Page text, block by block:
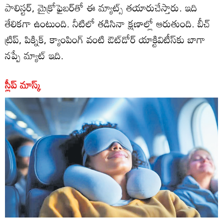
పాలిస్టర్‌, మైక్రోఫైబర్‌తో ఈ మ్యాట్స్‌ తయారుచేస్తారు. ఇది
తేలికగా ఉంటుంది. నీటిలో తడిసినా క్షణాల్లో ఆరుతుంది. బీచ్‌
ట్రిప్‌, పిక్నిక్‌, క్యాంపింగ్‌ వంటి ఔట్‌డోర్‌ యాక్టివిటీస్‌కు బాగా
నప్పే మ్యాట్‌ ఇది.
స్లీప్‌ మాస్క్‌